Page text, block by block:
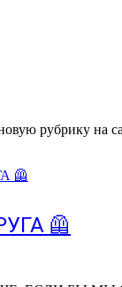
рубрику на
🦺